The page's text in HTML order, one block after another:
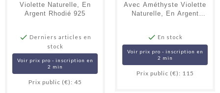
Violette Naturelle, En
Argent Rhodié 925
 Derniers articles en
stock
Voir prix pro - inscription en
2 min
Prix public (€): 45
Avec Améthyste Violette
Naturelle, En Argent
 En stock
Voir prix pro - inscription en
2 min
Prix public (€): 115